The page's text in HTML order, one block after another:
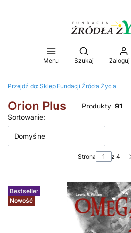
Menu
Otwórz
Szukaj Zaloguj
Przejdź do: Sklep Fundacji Źródła Życia
Orion Plus Produkty: 91
Lista produktów
Sortowanie:
Domyślne
Strona z 4
Bestseller
Nowość